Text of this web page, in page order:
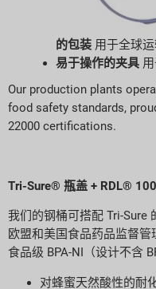
的包装 用于全球
易于操作的夹具
Our production plants
food safety standards,
22000 certifications.
Tri-Sure® 瓶盖 + RDL®
我们的钢桶可搭配 Tri-Sure
欧盟和美国食品药品监督
食品级 BPA-NI（设计不含
对蜂蜜天然酸性的耐